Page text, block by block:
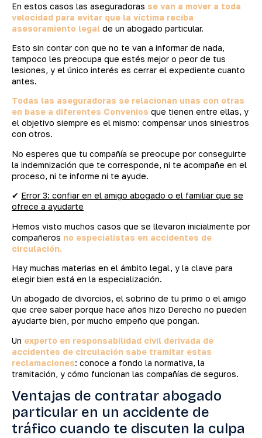
En estos casos las aseguradoras se van a mover a toda
velocidad para evitar que la víctima reciba
asesoramiento legal de un abogado particular.
Esto sin contar con que no te van a informar de nada,
tampoco les preocupa que estés mejor o peor de tus
lesiones, y el único interés es cerrar el expediente cuanto
antes.
Todas las aseguradoras se relacionan unas con otras
en base a diferentes Convenios que tienen entre ellas, y
el objetivo siempre es el mismo: compensar unos siniestros
con otros.
No esperes que tu compañía se preocupe por conseguirte
la indemnización que te corresponde, ni te acompañe en el
proceso, ni te informe ni te ayude.
✔ Error 3: confiar en el amigo abogado o el familiar que se
ofrece a ayudarte
Hemos visto muchos casos que se llevaron inicialmente por
compañeros no especialistas en accidentes de
circulación.
Hay muchas materias en el ámbito legal, y la clave para
elegir bien está en la especialización.
Un abogado de divorcios, el sobrino de tu primo o el amigo
que cree saber porque hace años hizo Derecho no pueden
ayudarte bien, por mucho empeño que pongan.
Un experto en responsabilidad civil derivada de
accidentes de circulación sabe tramitar estas
reclamaciones: conoce a fondo la normativa, la
tramitación, y cómo funcionan las compañías de seguros.
Ventajas de contratar abogado
particular en un accidente de
tráfico cuando te discuten la culpa